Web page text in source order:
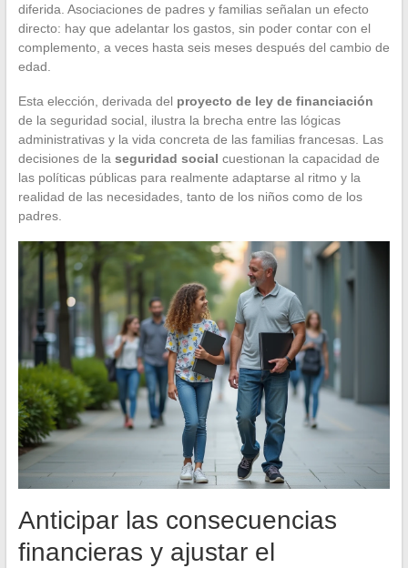
diferida. Asociaciones de padres y familias señalan un efecto
directo: hay que adelantar los gastos, sin poder contar con el
complemento, a veces hasta seis meses después del cambio de
edad.
Esta elección, derivada del proyecto de ley de financiación
de la seguridad social, ilustra la brecha entre las lógicas
administrativas y la vida concreta de las familias francesas. Las
decisiones de la seguridad social cuestionan la capacidad de
las políticas públicas para realmente adaptarse al ritmo y la
realidad de las necesidades, tanto de los niños como de los
padres.
Anticipar las consecuencias
financieras y ajustar el